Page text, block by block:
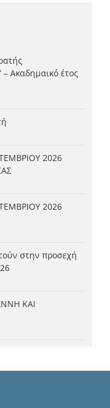
Ακαδημαικό έτος
2026
2026
στην προσεχή
ΚΑΙ